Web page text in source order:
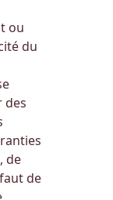
ou
du
des
de
de